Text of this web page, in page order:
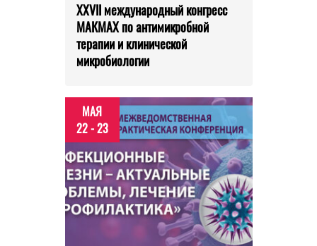
XXVII международный конгресс
МАКМАХ по антимикробной
терапии и клинической
микробиологии
МАЯ
22 - 23